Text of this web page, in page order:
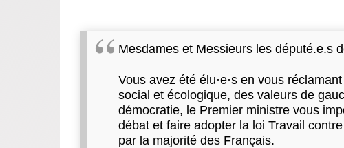
Mesdames et Messieurs les député.e.s
Vous avez été élu·e·s en vous
social et écologique, des valeurs de
démocratie, le Premier ministre vous
débat et faire adopter la loi Travail
par la majorité des Français.